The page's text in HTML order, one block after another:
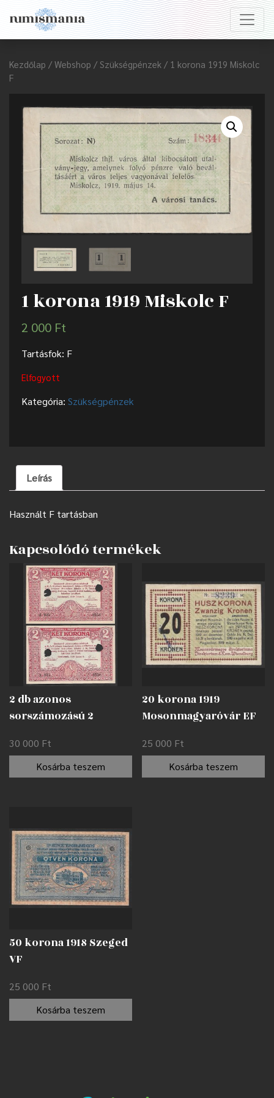
Kezdőlap / Webshop / Szükségpénzek / 1 korona 1919 Miskolc
F
1 korona 1919 Miskolc F
2 000 Ft
Tartásfok: F
Elfogyott
Kategória: Szükségpénzek
Leírás
Használt F tartásban
Kapcsolódó termékek
2 db azonos
sorszámozású 2
Kecskemét /
lyukasztással
érvénytelenítve AUNC
30 000 Ft
Kosárba teszem
20 korona 1919
Mosonmagyaróvár EF
25 000 Ft
Kosárba teszem
50 korona 1918 Szeged
VF
25 000 Ft
Kosárba teszem